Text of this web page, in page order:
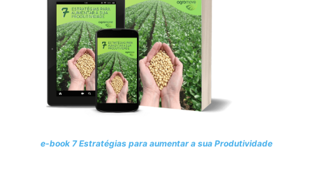
e-book 7 Estratégias para aumentar a sua Produtividade